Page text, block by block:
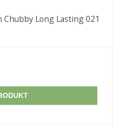
Chubby Long Lasting 021